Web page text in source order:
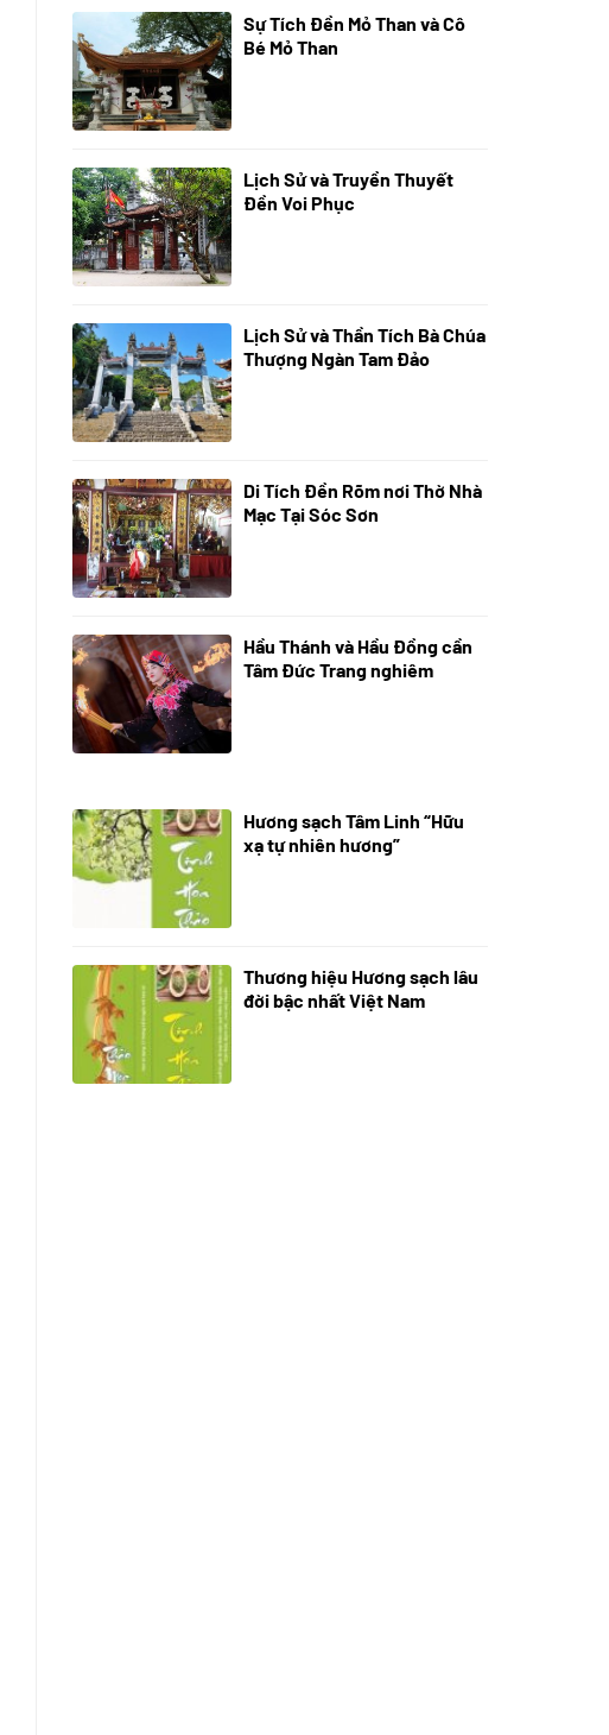
08/07/2024
Sự Tích Đền Mỏ Than và Cô
Bé Mỏ Than
07/07/2024
Lịch Sử và Truyền Thuyết
Đền Voi Phục
05/07/2024
Lịch Sử và Thần Tích Bà Chúa
Thượng Ngàn Tam Đảo
05/07/2024
Di Tích Đền Rõm nơi Thờ Nhà
Mạc Tại Sóc Sơn
05/07/2024
Hầu Thánh và Hầu Đồng cần
Tâm Đức Trang nghiêm
28/10/2025
Hương sạch Tâm Linh “Hữu
xạ tự nhiên hương”
18/10/2025
Thương hiệu Hương sạch lâu
đời bậc nhất Việt Nam